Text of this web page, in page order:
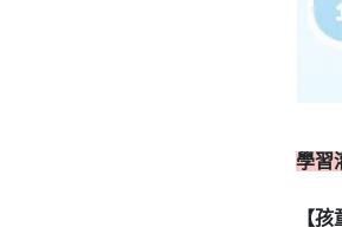
學習
【